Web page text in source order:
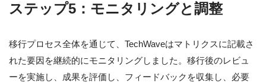
ステップ5：モニタリングと調整
移行プロセス全体を通じて、TechWaveはマトリクスに記載さ
れた要因を継続的にモニタリングしました。移行後のレビュ
ーを実施し、成果を評価し、フィードバックを収集し、必要